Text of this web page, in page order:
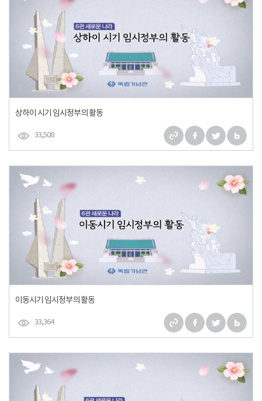
상하이 시기 임시정부의 활동
33,508
이동시기 임시정부의 활동
33,364